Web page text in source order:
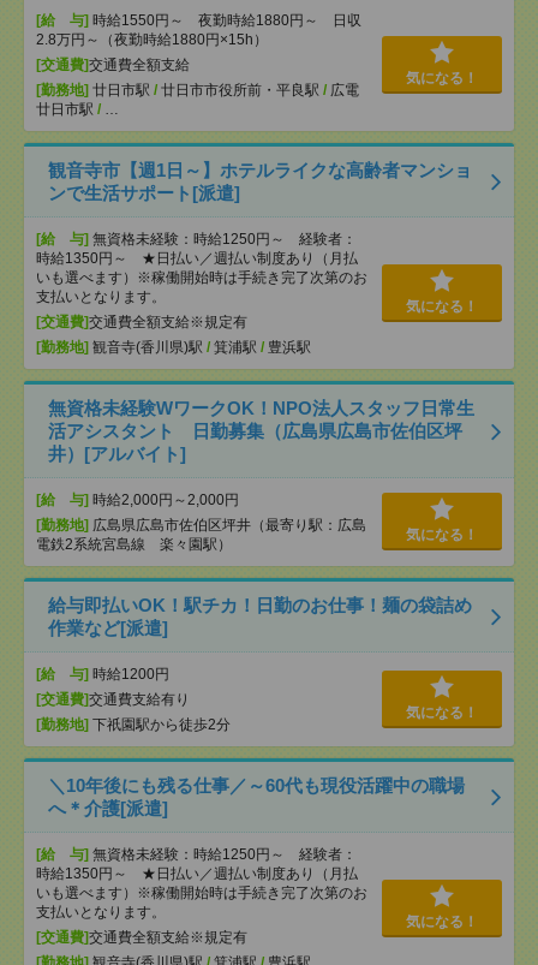
[給 与] 時給1550円～ 夜勤時給1880円～ 日収
2.8万円～（夜勤時給1880円×15h）
[交通費]交通費全額支給
[勤務地] 廿日市駅 / 廿日市市役所前・平良駅 / 広電
廿日市駅 / …
気になる！
観音寺市【週1日～】ホテルライクな高齢者マンショ
ンで生活サポート[派遣]
[給 与] 無資格未経験：時給1250円～ 経験者：
時給1350円～ ★日払い／週払い制度あり（月払
いも選べます）※稼働開始時は手続き完了次第のお
支払いとなります。
[交通費]交通費全額支給※規定有
[勤務地] 観音寺(香川県)駅 / 箕浦駅 / 豊浜駅
気になる！
無資格未経験WワークOK！NPO法人スタッフ日常生
活アシスタント 日勤募集（広島県広島市佐伯区坪
井）[アルバイト]
[給 与] 時給2,000円～2,000円
[勤務地] 広島県広島市佐伯区坪井（最寄り駅：広島
電鉄2系統宮島線 楽々園駅）
気になる！
給与即払いOK！駅チカ！日勤のお仕事！麺の袋詰め
作業など[派遣]
[給 与] 時給1200円
[交通費]交通費支給有り
[勤務地] 下祇園駅から徒歩2分
気になる！
＼10年後にも残る仕事／～60代も現役活躍中の職場
へ＊介護[派遣]
[給 与] 無資格未経験：時給1250円～ 経験者：
時給1350円～ ★日払い／週払い制度あり（月払
いも選べます）※稼働開始時は手続き完了次第のお
支払いとなります。
[交通費]交通費全額支給※規定有
気になる！